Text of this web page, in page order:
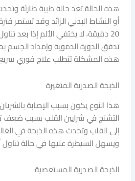
هذه الحالة تعد حالة طبية طارئة
أو النشاط البدني الزائد وقد تستمر
20 دقيقة، لا يختفي الألم إذا بعد
تدفق الدورة الدموية وإمداد الجسم
هذه المشكلة تتطلب علاج فوري
الذبحة الصدرية المتغيرة
هذا النوع يكون بسبب الإصابة
التشنج في شرايين القلب بسبب ضعف
إلى القلب وتحدث هذه الذبحة في
ويسهل السيطرة عليها في حالة تناول
الذبحة الصدرية المستعصية